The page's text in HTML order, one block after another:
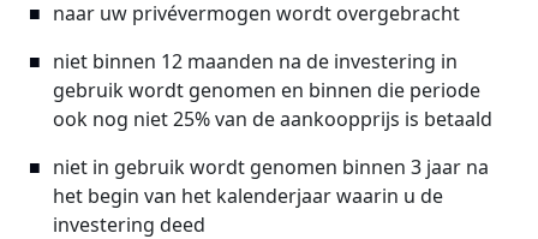
naar uw privévermogen wordt overgebracht
niet binnen 12 maanden na de investering in
gebruik wordt genomen en binnen die periode
ook nog niet 25% van de aankoopprijs is betaald
niet in gebruik wordt genomen binnen 3 jaar na
het begin van het kalenderjaar waarin u de
investering deed